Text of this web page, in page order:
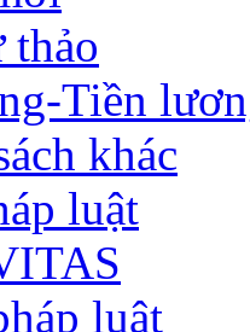
thảo
Tiền
khác
luật
luật